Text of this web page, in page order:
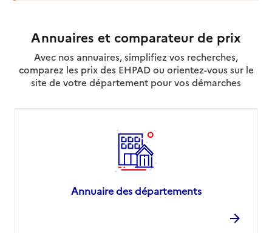
Annuaires et comparateur de prix
Avec nos annuaires, simplifiez vos recherches,
comparez les prix des EHPAD ou orientez-vous sur le
site de votre département pour vos démarches
Annuaire des départements